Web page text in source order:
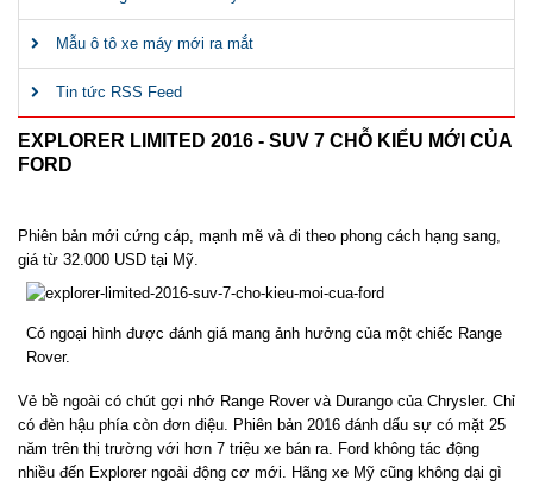
Mẫu ô tô xe máy mới ra mắt
Tin tức RSS Feed
EXPLORER LIMITED 2016 - SUV 7 CHỖ KIỂU MỚI CỦA
FORD
Phiên bản mới cứng cáp, mạnh mẽ và đi theo phong cách hạng sang,
giá từ 32.000 USD tại Mỹ.
Có ngoại hình được đánh giá mang ảnh hưởng của một chiếc Range
Rover.
Vẻ bề ngoài có chút gợi nhớ Range Rover và Durango của Chrysler. Chỉ
có đèn hậu phía còn đơn điệu. Phiên bản 2016 đánh dấu sự có mặt 25
năm trên thị trường với hơn 7 triệu xe bán ra. Ford không tác động
nhiều đến Explorer ngoài động cơ mới. Hãng xe Mỹ cũng không dại gì